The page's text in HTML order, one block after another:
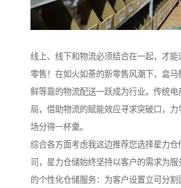
线上、线下和物流必须结合在一起，才能
零售！在如火如荼的新零售风潮下，盒马
鲜等靠的物流配送一跃成为行业。传统电
局，借助物流的赋能效应寻求突破口，力
场分得一杯羹。
综合各方面考虑我这边推荐您选择星力仓
司，星力仓储始终坚持以客户的需求为服
的个性化仓储服务：为客户设置立可分割